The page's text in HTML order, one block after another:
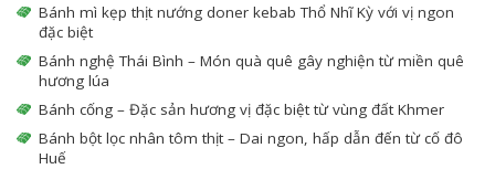
Bánh mì kẹp thịt nướng doner kebab Thổ Nhĩ Kỳ với vị ngon
đặc biệt
Bánh nghệ Thái Bình – Món quà quê gây nghiện từ miền quê
hương lúa
Bánh cống – Đặc sản hương vị đặc biệt từ vùng đất Khmer
Bánh bột lọc nhân tôm thịt – Dai ngon, hấp dẫn đến từ cố đô
Huế